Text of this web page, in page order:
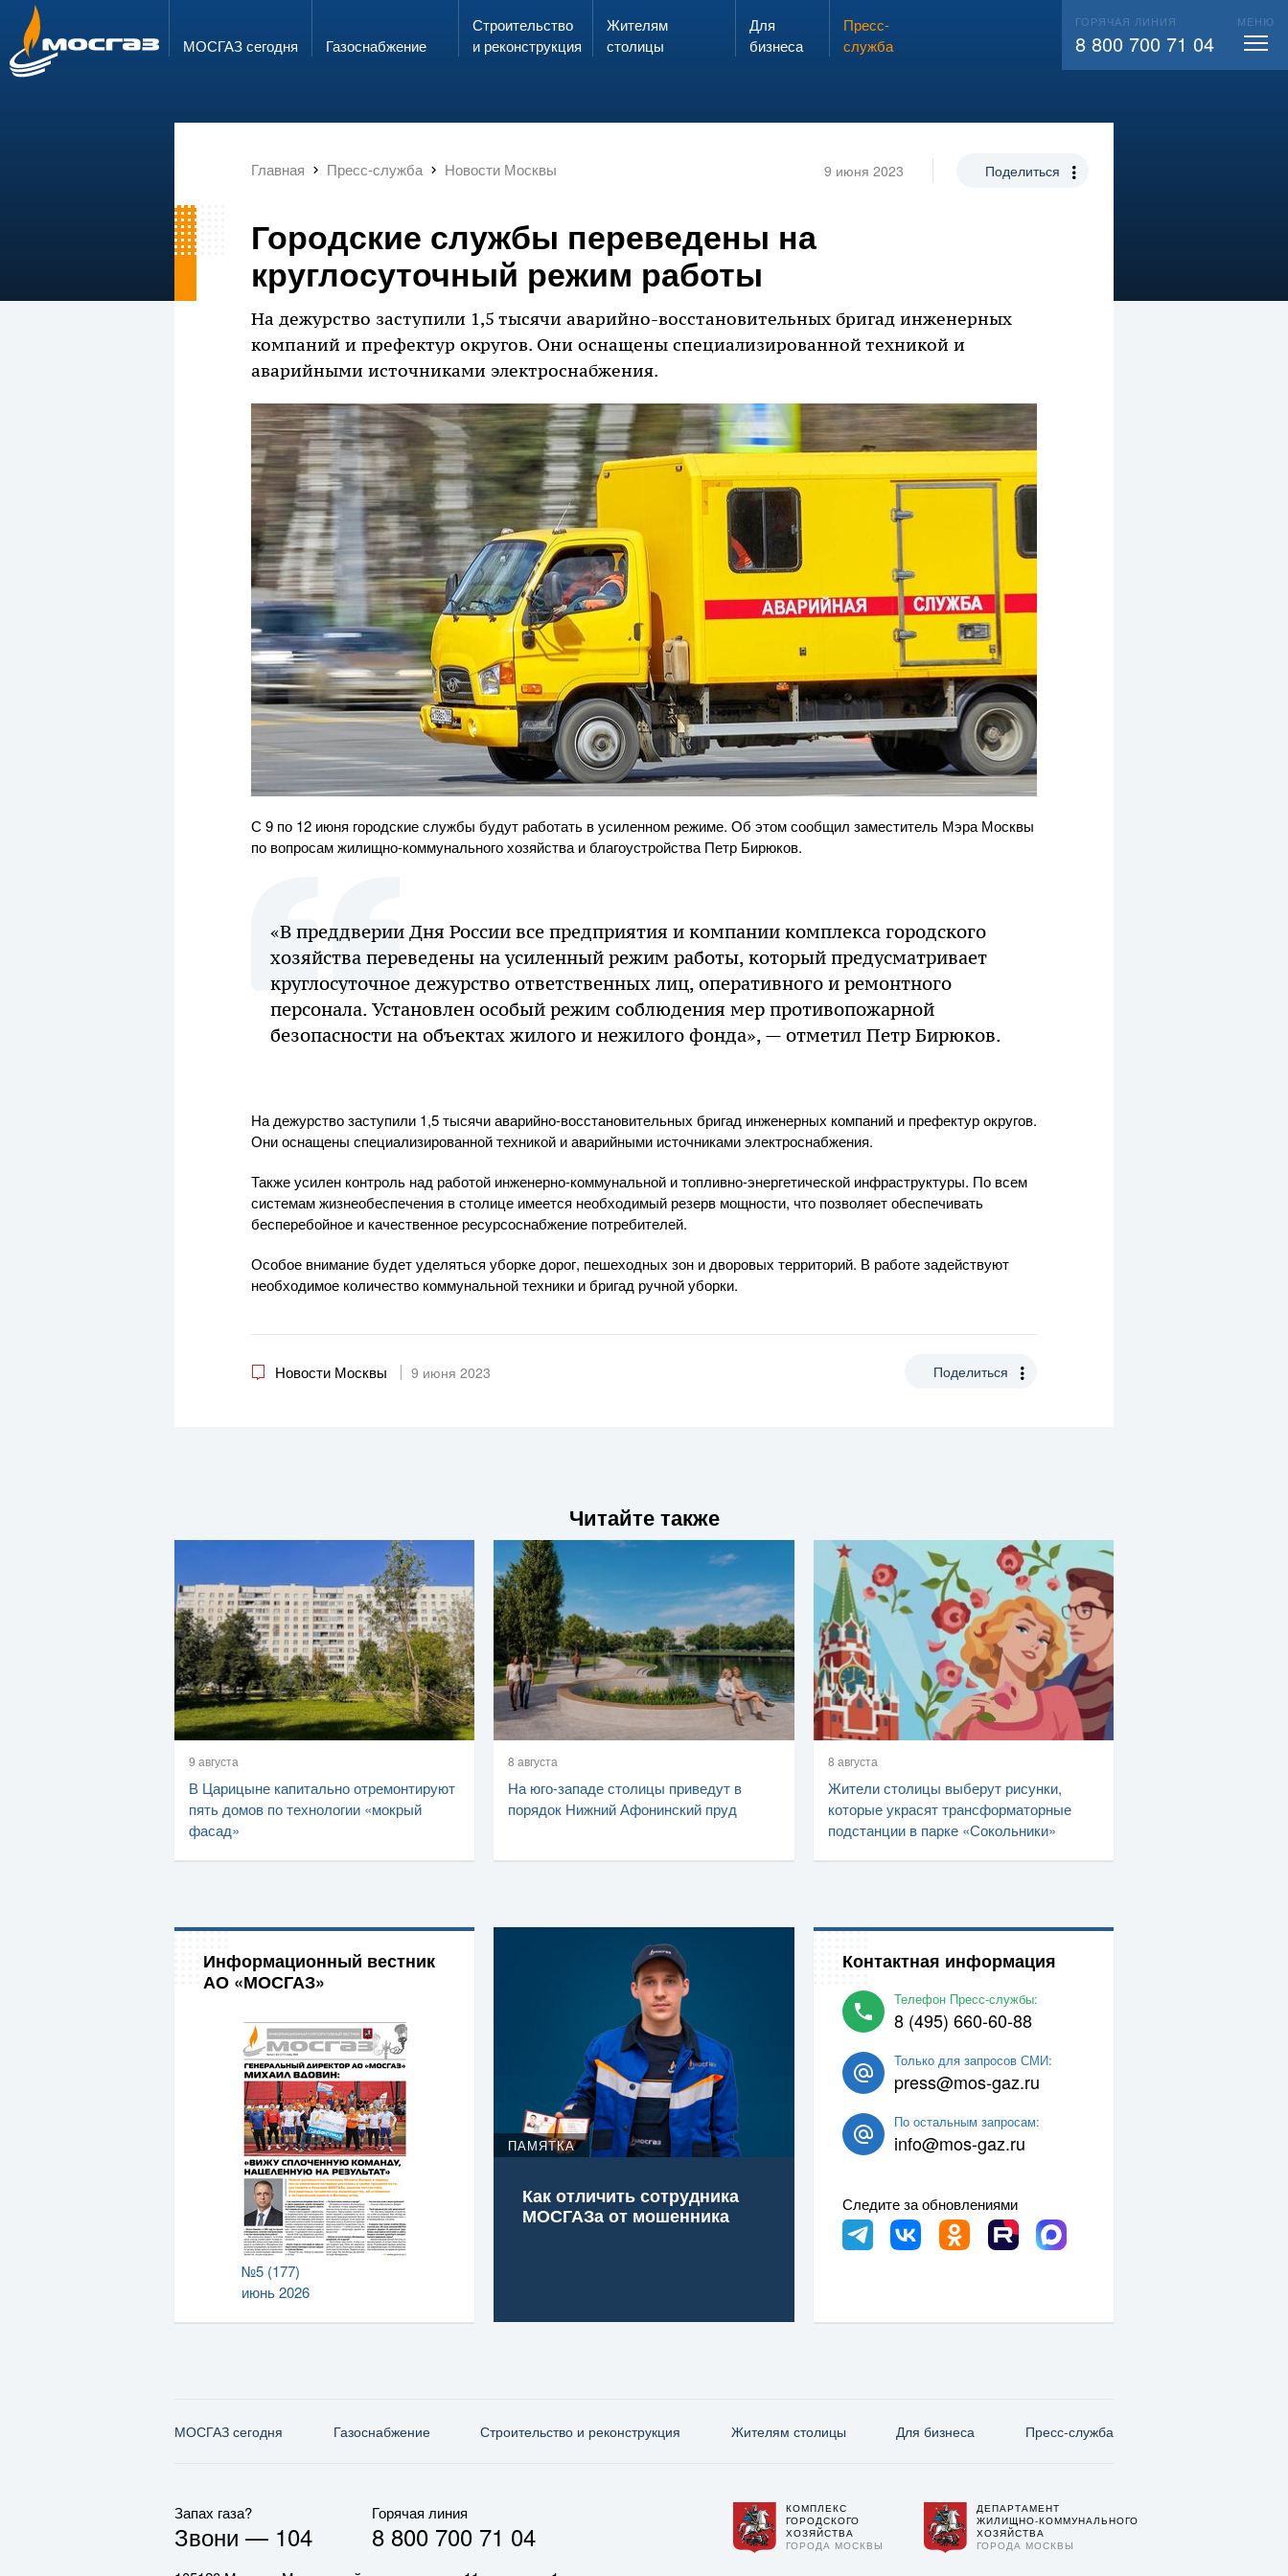
Запах газа?
ЗВОНИ 104 ВЫЗВАТЬ СЛЕСАРЯ
ГОРЯЧАЯ ЛИНИЯ
8 800 700 71 04 info@mos-gaz.ru
МОСГАЗ сегодня Газо­снабжение
Строительство
и реконструкция
Жителям
столицы
Для
бизнеса
Пресс-
служба
ГОРЯЧАЯ ЛИНИЯ
8 800 700 71 04
МЕНЮ
Главная Пресс-служба Новости Москвы 9 июня 2023 Поделиться
Городские службы переведены на
круглосуточный режим работы
На дежурство заступили 1,5 тысячи аварийно-восстановительных бригад инженерных
компаний и префектур округов. Они оснащены специализированной техникой и
аварийными источниками электроснабжения.
С 9 по 12 июня городские службы будут работать в усиленном режиме. Об этом сообщил заместитель Мэра Москвы
по вопросам жилищно-коммунального хозяйства и благоустройства Петр Бирюков.
«В преддверии Дня России все предприятия и компании комплекса городского
хозяйства переведены на усиленный режим работы, который предусматривает
круглосуточное дежурство ответственных лиц, оперативного и ремонтного
персонала. Установлен особый режим соблюдения мер противопожарной
безопасности на объектах жилого и нежилого фонда», — отметил Петр Бирюков.
На дежурство заступили 1,5 тысячи аварийно-восстановительных бригад инженерных компаний и префектур округов.
Они оснащены специализированной техникой и аварийными источниками электроснабжения.
Также усилен контроль над работой инженерно-коммунальной и топливно-энергетической инфраструктуры. По всем
системам жизнеобеспечения в столице имеется необходимый резерв мощности, что позволяет обеспечивать
бесперебойное и качественное ресурсоснабжение потребителей.
Особое внимание будет уделяться уборке дорог, пешеходных зон и дворовых территорий. В работе задействуют
необходимое количество коммунальной техники и бригад ручной уборки.
Новости Москвы 9 июня 2023 Поделиться
Читайте также
9 августа
В Царицыне капитально отремонтируют
пять домов по технологии «мокрый
фасад»
8 августа
На юго-западе столицы приведут в
порядок Нижний Афонинский пруд
8 августа
Жители столицы выберут рисунки,
которые украсят трансформаторные
подстанции в парке «Сокольники»
Информационный вестник
АО «МОСГАЗ»
№5 (177)
июнь 2026
ПАМЯТКА
Как отличить сотрудника
МОСГАЗа от мошенника
Контактная информация
Телефон Пресс-службы:
8 (495) 660-60-88
Только для запросов СМИ:
press@mos-gaz.ru
По остальным запросам:
info@mos-gaz.ru
Следите за обновлениями
МОСГАЗ сегодня Газо­снабжение Строительство и реконструкция Жителям столицы Для бизнеса Пресс-служба
Запах газа?
Звони — 104
Горячая линия
8 800 700 71 04
КОМПЛЕКС
ГОРОДСКОГО
ХОЗЯЙСТВА
ГОРОДА МОСКВЫ
ДЕПАРТАМЕНТ
ЖИЛИЩНО-КОММУНАЛЬНОГО
ХОЗЯЙСТВА
ГОРОДА МОСКВЫ